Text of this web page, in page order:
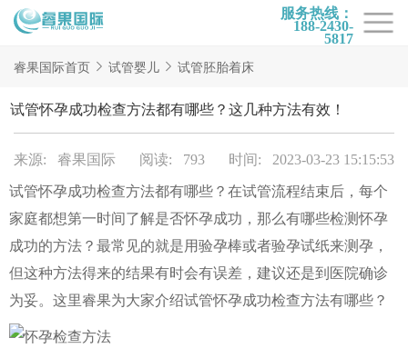
服务热线：
188-2430-
5817
首页
试管项目
试管百科
试管医院
睿果国际
睿果国际首页 试管婴儿 试管胚胎着床
试管怀孕成功检查方法都有哪些？这几种方法有效！
来源: 睿果国际 阅读: 793 时间: 2023-03-23 15:15:53
试管怀孕成功检查方法都有哪些？在试管流程结束后，每个
家庭都想第一时间了解是否怀孕成功，那么有哪些检测怀孕
成功的方法？最常见的就是用验孕棒或者验孕试纸来测孕，
但这种方法得来的结果有时会有误差，建议还是到医院确诊
为妥。这里睿果为大家介绍试管怀孕成功检查方法有哪些？